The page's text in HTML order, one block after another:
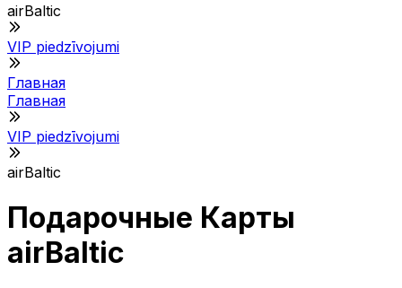
airBaltic
VIP piedzīvojumi
Главная
Главная
VIP piedzīvojumi
airBaltic
Подарочные Карты
airBaltic